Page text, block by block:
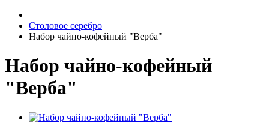
Столовое серебро
Набор чайно-кофейный "Верба"
Набор чайно-кофейный
"Верба"